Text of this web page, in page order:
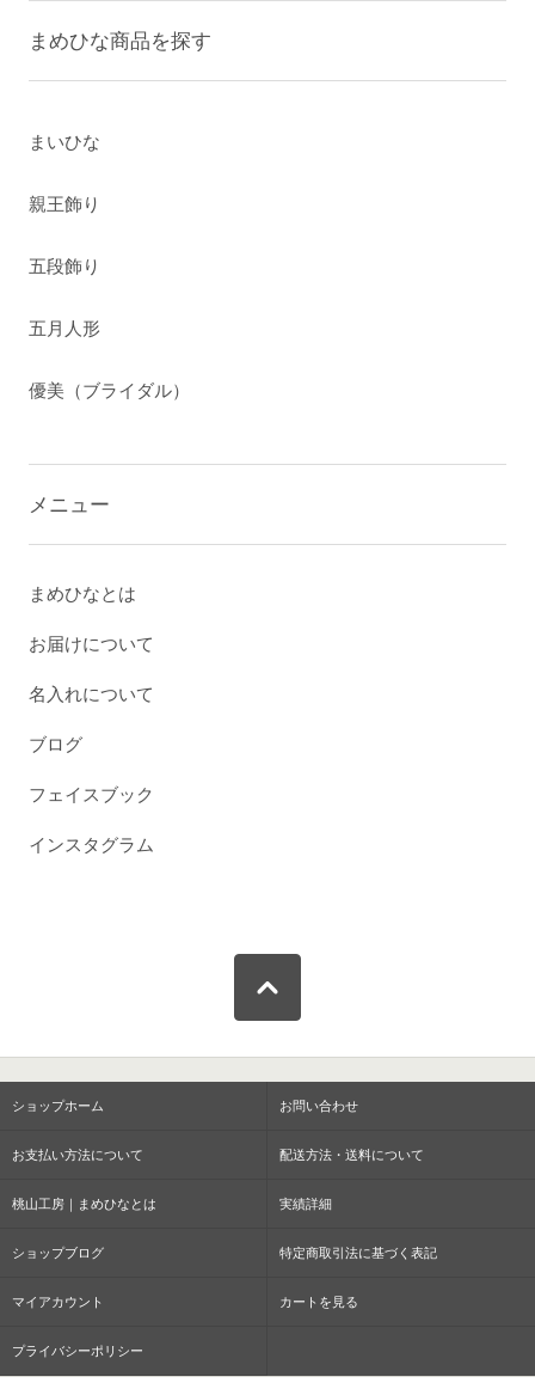
まめひな商品を探す
まいひな
親王飾り
五段飾り
五月人形
優美（ブライダル）
メニュー
まめひなとは
お届けについて
名入れについて
ブログ
フェイスブック
インスタグラム
ショップホーム お問い合わせ
お支払い方法について 配送方法・送料について
桃山工房｜まめひなとは 実績詳細
ショップブログ 特定商取引法に基づく表記
マイアカウント カートを見る
プライバシーポリシー